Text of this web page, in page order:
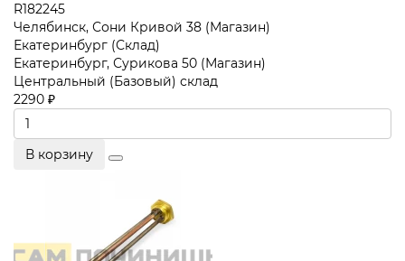
R182245
Челябинск, Сони Кривой 38 (Магазин)
Екатеринбург (Склад)
Екатеринбург, Сурикова 50 (Магазин)
Центральный (Базовый) склад
2290 ₽
В корзину